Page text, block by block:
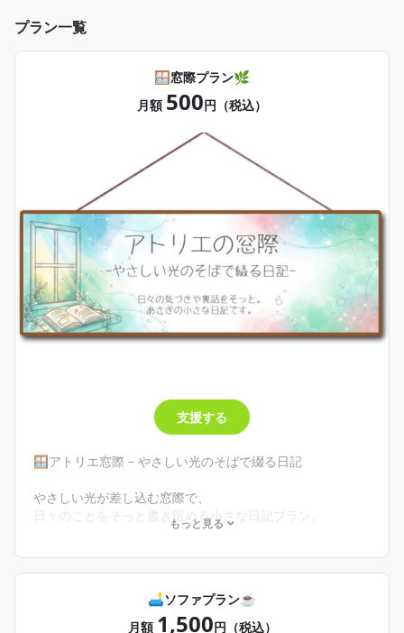
プラン一覧
🪟窓際プラン🌿
月額 500円（税込）
支援する
🪟アトリエ窓際 – やさしい光のそばで綴る日記
やさしい光が差し込む窓際で、
日々のことをそっと書き留める小さな日記プラン。
• あさぎの日常や感じたこと
無理のないペースで気軽に読める、
もっと見る
🛋️ソファプラン☕️
月額 1,500円（税込）